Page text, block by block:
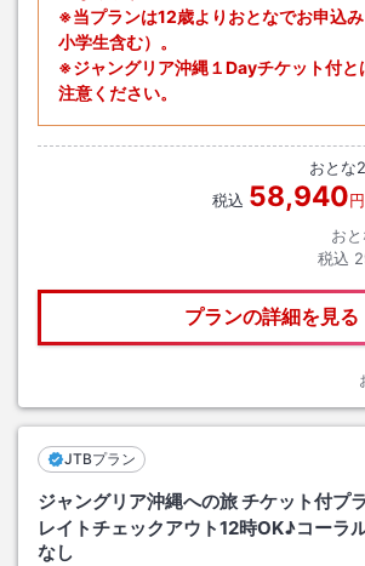
※当プランは12歳よりおとなでお申込
小学生含む）。
※ジャングリア沖縄１Dayチケット付と
注意ください。
おとな2
税込 58,940円
お
税込
プランの詳細を見る
JTBプラン
ジャングリア沖縄への旅 チケット付プ
レイトチェックアウト12時OK♪コーラ
なし